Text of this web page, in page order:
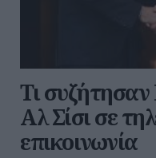
Τι
Αλ Σίσι σε
επικοινωνία